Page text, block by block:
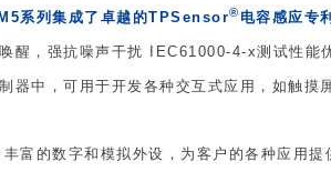
系列集成了卓越的TPSensor® 电容感应专
醒，强抗噪声干扰 IEC61000-4-x测试性能
器中，可用于开发各种交互式应用，如触摸
富的数字和模拟外设，为客户的各种应用